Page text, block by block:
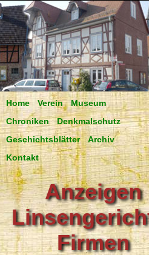
Home Verein
Museum
Chroniken
Denkmalschutz
Geschichtsblätter
Archiv
Kontakt
Anzeigen
Firmen